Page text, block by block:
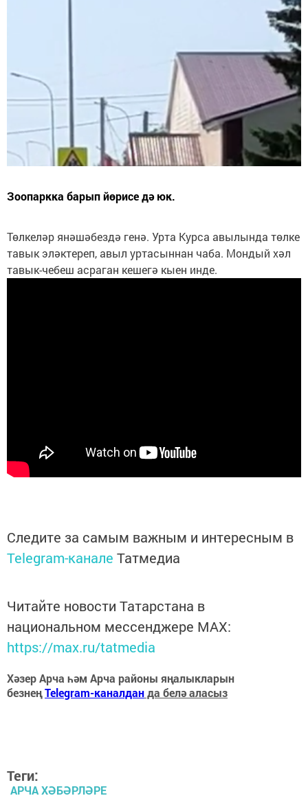
Зоопаркка барып йөрисе дә юк.
Төлкеләр янәшәбездә генә. Урта Курса авылында төлке
тавык эләктереп, авыл уртасыннан чаба. Мондый хәл
тавык-чебеш асраган кешегә кыен инде.
Следите за самым важным и интересным в
Telegram-канале Татмедиа
Читайте новости Татарстана в
национальном мессенджере MАХ:
https://max.ru/tatmedia
Хәзер Арча һәм Арча районы яңалыкларын
безнеңTelegram-каналданда белә аласыз
Теги:
АРЧА ХӘБӘРЛӘРЕ